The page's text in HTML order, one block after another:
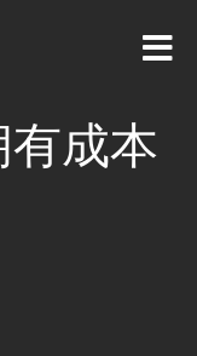
成本